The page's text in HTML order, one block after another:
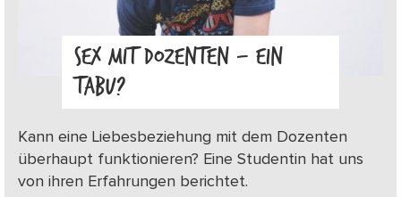
SEX MIT DOZENTEN – EIN
TABU?
Kann eine Liebesbeziehung mit dem Dozenten
überhaupt funktionieren? Eine Studentin hat uns
von ihren Erfahrungen berichtet.